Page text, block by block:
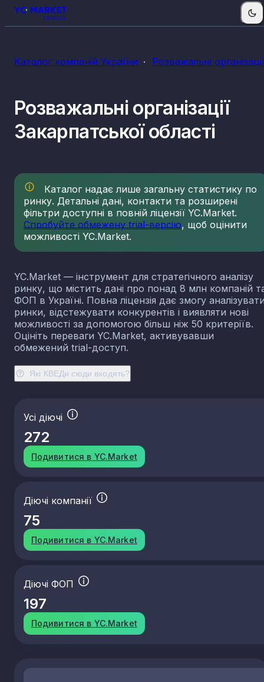
Каталог компаній України Розважальні
Які КВЕДи сюди входять?
Розважальні організації
Закарпатської області
Каталог надає лише загальну статистику по
ринку. Детальні дані, контакти та розширені
фільтри доступні в повній ліцензії YC.Market.
Спробуйте обмежену trial-версію, щоб оцінити
можливості YC.Market.
YC.Market — інструмент для стратегічного аналізу
ринку, що містить дані про понад 8 млн компаній
ФОП в Україні. Повна ліцензія дає змогу
ринки, відстежувати конкурентів і виявляти нові
можливості за допомогою більш ніж 50 критеріїв.
Оцініть переваги YC.Market, активувавши
обмежений trial-доступ.
Усі діючі
272
Подивитися в YC.Market
Діючі компанії
75
Подивитися в YC.Market
Діючі ФОП
197
Подивитися в YC.Market
КВЕДи розважальних організацій
93.29 Організування інших видів відпочинку та розваг